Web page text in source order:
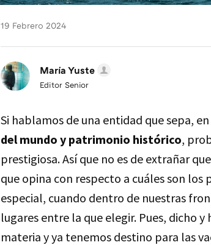
19 Febrero 2024
María Yuste
Editor Senior
Si hablamos de una entidad que sepa,
del mundo y patrimonio histórico,
prestigiosa. Así que no es de extrañar
que opina con respecto a cuáles son
especial, cuando dentro de nuestras
lugares entre la que elegir. Pues, dicho
materia y ya tenemos destino para las